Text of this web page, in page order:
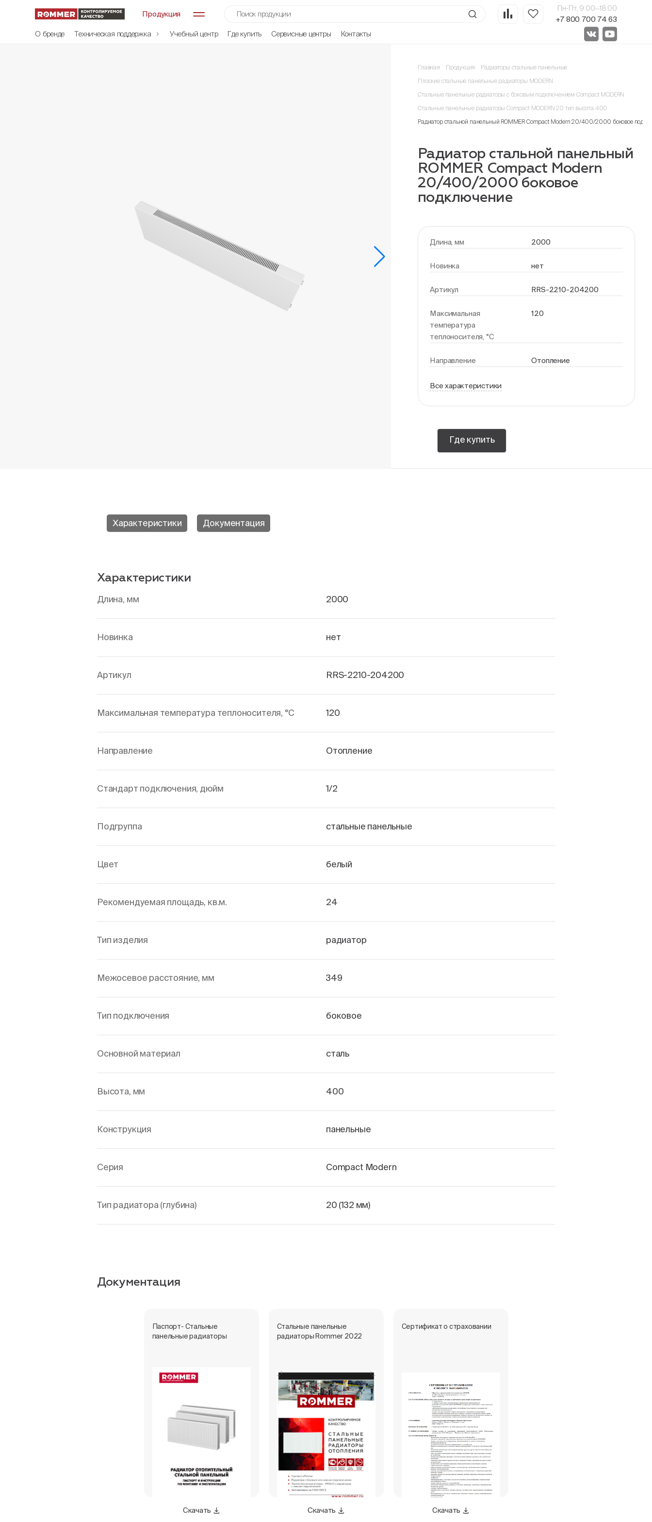
Продукция
Пн-Пт, 9:00—18:00
+7 800 700 74 63
О бренде
Техническая поддержка Учебный центр Где купить Сервисные центры Контакты
Главная Продукция Радиаторы стальные панельные
Плоские стальные панельные радиаторы MODERN
Стальные панельные радиаторы с боковым подключением Compact MODERN
Стальные панельные радиаторы Compact MODERN 20 тип высота 400
Радиатор стальной панельный ROMMER Compact Modern 20/400/2000 боковое
Радиатор стальной панельный
ROMMER Compact Modern
20/400/2000 боковое
подключение
Длина, мм 2000
Новинка нет
Артикул RRS-2210-204200
Максимальная
температура
теплоносителя, °С
120
Направление Отопление
Все характеристики
Где купить
Характеристики Документация
Характеристики
Длина, мм 2000
Новинка нет
Артикул RRS-2210-204200
Максимальная температура теплоносителя, °С 120
Направление Отопление
Стандарт подключения, дюйм 1/2
Подгруппа стальные панельные
Цвет белый
Рекомендуемая площадь, кв.м. 24
Тип изделия радиатор
Межосевое расстояние, мм 349
Тип подключения боковое
Основной материал сталь
Высота, мм 400
Конструкция панельные
Серия Compact Modern
Тип радиатора (глубина) 20 (132 мм)
Документация
Паспорт- Стальные
панельные радиаторы
Скачать
Стальные панельные
радиаторы Rommer 2022
Скачать
Сертификат о страховании
Скачать